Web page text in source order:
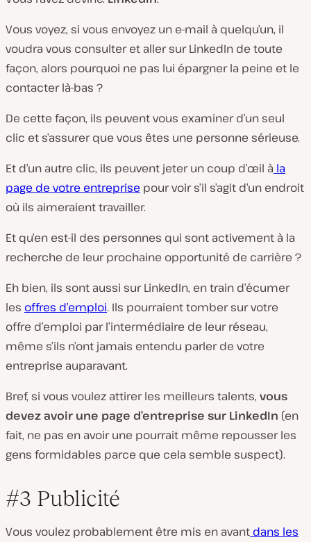
Vous voyez, si vous envoyez un e-mail à quelqu’un, il
voudra vous consulter et aller sur LinkedIn de toute
façon, alors pourquoi ne pas lui épargner la peine et le
contacter là-bas ?
De cette façon, ils peuvent vous examiner d’un seul
clic et s’assurer que vous êtes une personne sérieuse.
Et d’un autre clic, ils peuvent jeter un coup d’œil à la
page de votre entreprise pour voir s’il s’agit d’un endroit
où ils aimeraient travailler.
Et qu’en est-il des personnes qui sont activement à la
recherche de leur prochaine opportunité de carrière ?
Eh bien, ils sont aussi sur LinkedIn, en train d’écumer
les offres d’emploi. Ils pourraient tomber sur votre
offre d’emploi par l’intermédiaire de leur réseau,
même s’ils n’ont jamais entendu parler de votre
entreprise auparavant.
Bref, si vous voulez attirer les meilleurs talents, vous
devez avoir une page d’entreprise sur LinkedIn (en
fait, ne pas en avoir une pourrait même repousser les
gens formidables parce que cela semble suspect).
#3 Publicité
Vous voulez probablement être mis en avant dans les